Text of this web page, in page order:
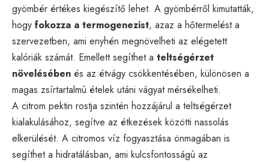
gyömbér értékes kiegészítő lehet. A gyömbérről kimutatták,
hogy fokozza a termogenezist, azaz a hőtermelést a
szervezetben, ami enyhén megnövelheti az elégetett
kalóriák számát. Emellett segíthet a teltségérzet
növelésében és az étvágy csökkentésében, különösen a
magas zsírtartalmú ételek utáni vágyat mérsékelheti.
A citrom pektin rostja szintén hozzájárul a teltségérzet
kialakulásához, segítve az étkezések közötti nassolás
elkerülését. A citromos víz fogyasztása önmagában is
segíthet a hidratálásban, ami kulcsfontosságú az